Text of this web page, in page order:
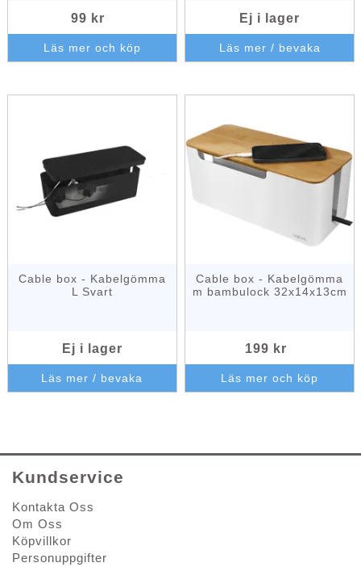
99 kr
Läs mer och köp
Ej i lager
Läs mer / bevaka
Cable box - Kabelgömma
L Svart
Ej i lager
Läs mer / bevaka
Cable box - Kabelgömma
m bambulock 32x14x13cm
199 kr
Läs mer och köp
Kundservice
Kontakta Oss
Om Oss
Köpvillkor
Personuppgifter